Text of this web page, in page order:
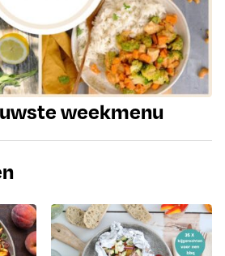
weekmenu